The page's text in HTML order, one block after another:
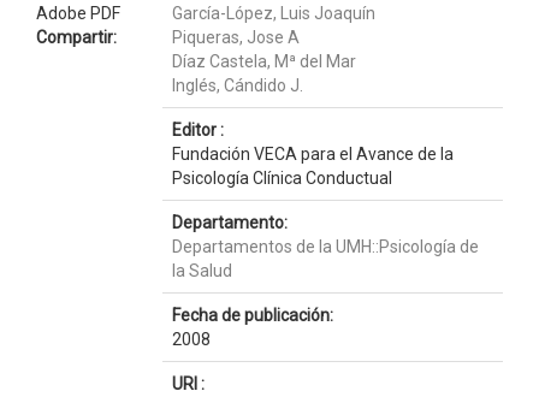
Adobe PDF
Compartir:
García-López, Luis Joaquín
Piqueras, Jose A
Díaz Castela, Mª del Mar
Inglés, Cándido J.
Editor :
Fundación VECA para el Avance de la
Psicología Clínica Conductual
Departamento:
Departamentos de la UMH::Psicología de
la Salud
Fecha de publicación:
2008
URI :